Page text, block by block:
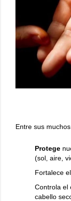
Entre sus
Protege
(sol, aire,
Fortalece
Controla el
cabello